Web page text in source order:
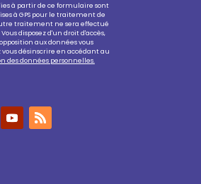
à partir de ce formulaire sont
à GPS pour le traitement de
traitement ne sera effectué
disposez d'un droit d'accès,
aux données vous
désinscrire en accédant au
des données personnelles.